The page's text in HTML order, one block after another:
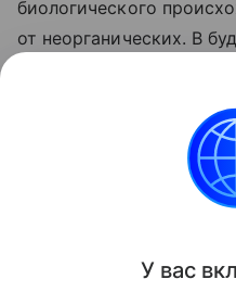
биологического
от неорганических. В
на Марсе, Луне и других
У вас